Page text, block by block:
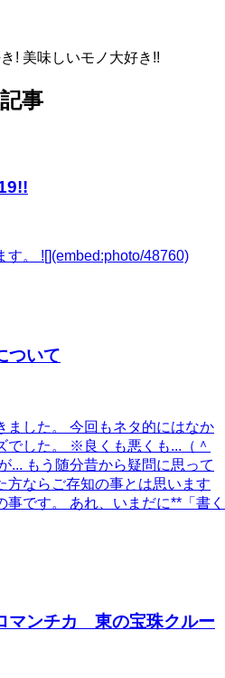
! 美味しいモノ大好き!!
事
す。 ![](embed:photo/48760)
ついて
ました。 今回もネタ的にはなか
でした。 ※良くも悪くも...（＾
... もう随分昔から疑問に思って
方ならご存知の事とは思います
です。 あれ、いまだに**「書く
マンチカ 東の宝珠クルー